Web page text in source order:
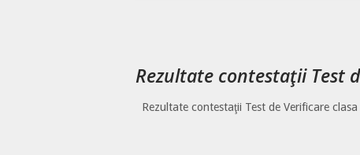
Rezultate contestaţii Test
Rezultate contestaţii Test de Verificare clasa